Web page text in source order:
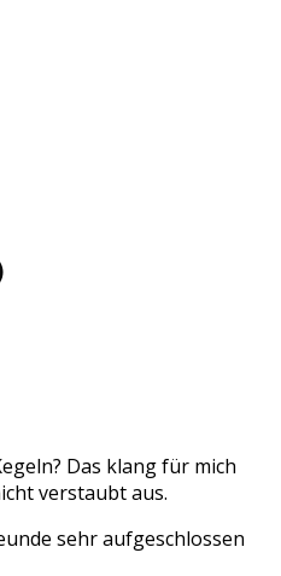
Das klang für mich
verstaubt aus.
sehr aufgeschlossen